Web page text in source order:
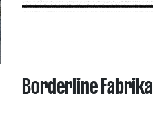
Borderline Fabrika